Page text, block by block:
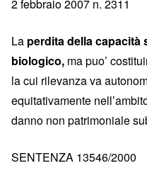
2 febbraio 2007 n. 2311
La perdita della capacità
biologico, ma puo’
la cui rilevanza va
equitativamente
danno non patrimoniale
SENTENZA 13546/2000